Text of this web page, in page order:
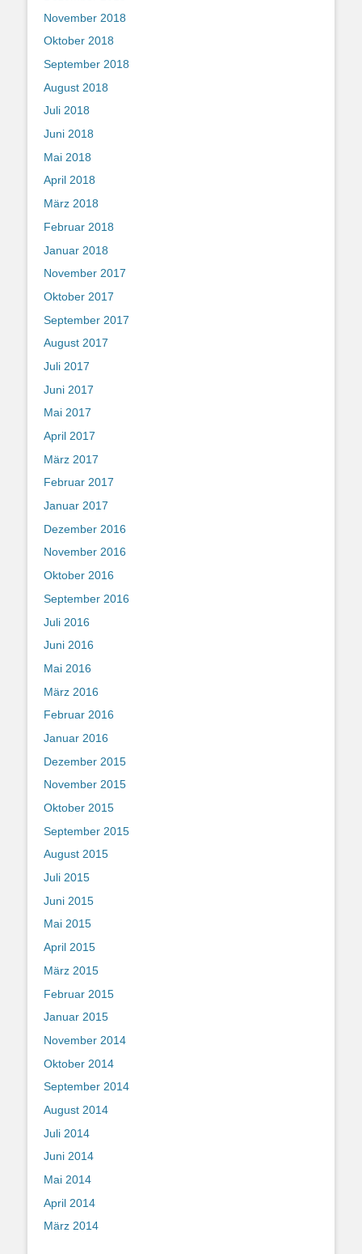
November 2018
Oktober 2018
September 2018
August 2018
Juli 2018
Juni 2018
Mai 2018
April 2018
März 2018
Februar 2018
Januar 2018
November 2017
Oktober 2017
September 2017
August 2017
Juli 2017
Juni 2017
Mai 2017
April 2017
März 2017
Februar 2017
Januar 2017
Dezember 2016
November 2016
Oktober 2016
September 2016
Juli 2016
Juni 2016
Mai 2016
März 2016
Februar 2016
Januar 2016
Dezember 2015
November 2015
Oktober 2015
September 2015
August 2015
Juli 2015
Juni 2015
Mai 2015
April 2015
März 2015
Februar 2015
Januar 2015
November 2014
Oktober 2014
September 2014
August 2014
Juli 2014
Juni 2014
Mai 2014
April 2014
März 2014